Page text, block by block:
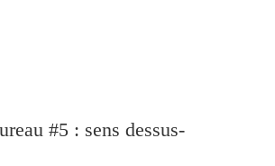
#5 : sens dessus-